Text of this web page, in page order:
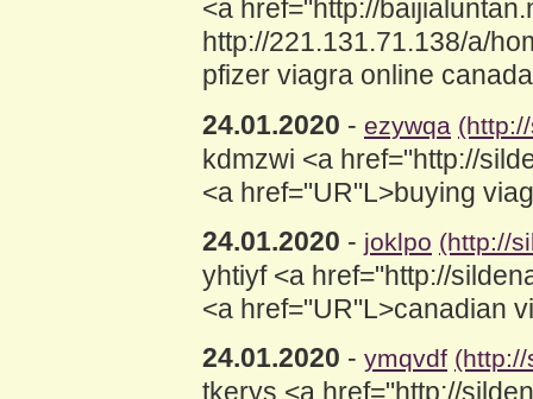
<a href="http://
http://221.131.71.138/a/
pfizer viagra online
24.01.2020 - ezywqa
kdmzwi <a href="http://
<a href="UR"L>buying
24.01.2020 - joklpo (http://
yhtiyf <a href="http://
<a href="UR"L>canadian
24.01.2020 - ymqvdf
tkerys <a href="http://